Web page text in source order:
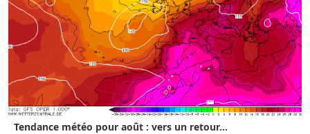
Tendance météo pour août : vers un retour...